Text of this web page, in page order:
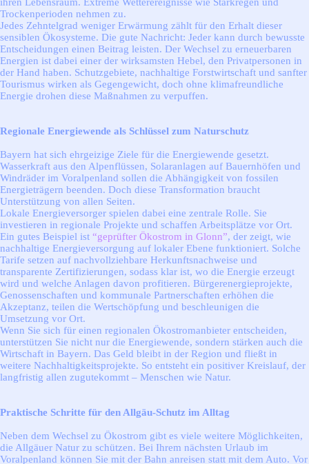
Trockenperioden nehmen zu.
Jedes Zehntelgrad weniger Erwärmung zählt für den Erhalt dieser
sensiblen Ökosysteme. Die gute Nachricht: Jeder kann durch bewusste
Entscheidungen einen Beitrag leisten. Der Wechsel zu erneuerbaren
Energien ist dabei einer der wirksamsten Hebel, den Privatpersonen in
der Hand haben. Schutzgebiete, nachhaltige Forstwirtschaft und sanfter
Tourismus wirken als Gegengewicht, doch ohne klimafreundliche
Energie drohen diese Maßnahmen zu verpuffen.
Regionale Energiewende als Schlüssel zum Naturschutz
Bayern hat sich ehrgeizige Ziele für die Energiewende gesetzt.
Wasserkraft aus den Alpenflüssen, Solaranlagen auf Bauernhöfen und
Windräder im Voralpenland sollen die Abhängigkeit von fossilen
Energieträgern beenden. Doch diese Transformation braucht
Unterstützung von allen Seiten.
Lokale Energieversorger spielen dabei eine zentrale Rolle. Sie
investieren in regionale Projekte und schaffen Arbeitsplätze vor Ort.
Ein gutes Beispiel ist “geprüfter Ökostrom in Glonn”, der zeigt, wie
nachhaltige Energieversorgung auf lokaler Ebene funktioniert. Solche
Tarife setzen auf nachvollziehbare Herkunftsnachweise und
transparente Zertifizierungen, sodass klar ist, wo die Energie erzeugt
wird und welche Anlagen davon profitieren. Bürgerenergieprojekte,
Genossenschaften und kommunale Partnerschaften erhöhen die
Akzeptanz, teilen die Wertschöpfung und beschleunigen die
Umsetzung vor Ort.
Wenn Sie sich für einen regionalen Ökostromanbieter entscheiden,
unterstützen Sie nicht nur die Energiewende, sondern stärken auch die
Wirtschaft in Bayern. Das Geld bleibt in der Region und fließt in
weitere Nachhaltigkeitsprojekte. So entsteht ein positiver Kreislauf, der
langfristig allen zugutekommt – Menschen wie Natur.
Praktische Schritte für den Allgäu-Schutz im Alltag
Neben dem Wechsel zu Ökostrom gibt es viele weitere Möglichkeiten,
die Allgäuer Natur zu schützen. Bei Ihrem nächsten Urlaub im
Voralpenland können Sie mit der Bahn anreisen statt mit dem Auto. Vor